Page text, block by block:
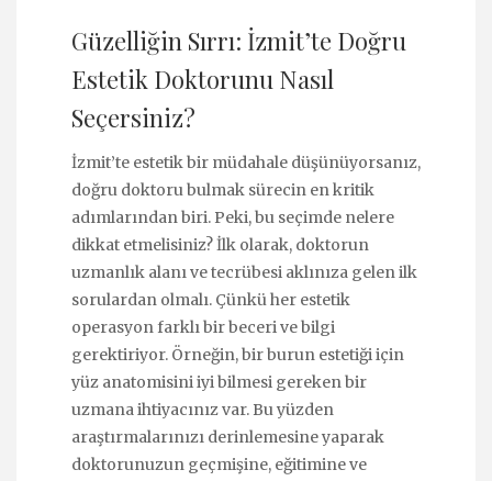
Güzelliğin Sırrı: İzmit’te Doğru
Estetik Doktorunu Nasıl
Seçersiniz?
İzmit’te estetik bir müdahale düşünüyorsanız,
doğru doktoru bulmak sürecin en kritik
adımlarından biri. Peki, bu seçimde nelere
dikkat etmelisiniz? İlk olarak, doktorun
uzmanlık alanı ve tecrübesi aklınıza gelen ilk
sorulardan olmalı. Çünkü her estetik
operasyon farklı bir beceri ve bilgi
gerektiriyor. Örneğin, bir burun estetiği için
yüz anatomisini iyi bilmesi gereken bir
uzmana ihtiyacınız var. Bu yüzden
araştırmalarınızı derinlemesine yaparak
doktorunuzun geçmişine, eğitimine ve